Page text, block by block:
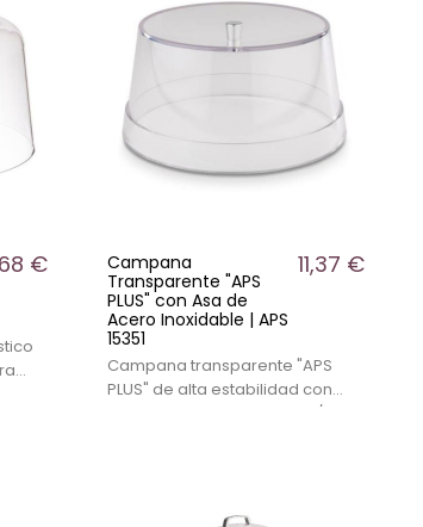
€
Campana
Transparente "APS
PLUS" con Asa de
Acero Inoxidable | APS
15351
11,37 €
Campana transparente "APS
PLUS" de alta estabilidad con
asa de acero inoxidable 18/10,